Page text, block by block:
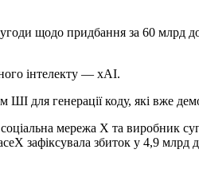
щодо придбання за 60 млрд
інтелекту — xAI.
для генерації коду, які вже
мережа X та виробник
зафіксувала збиток у 4,9